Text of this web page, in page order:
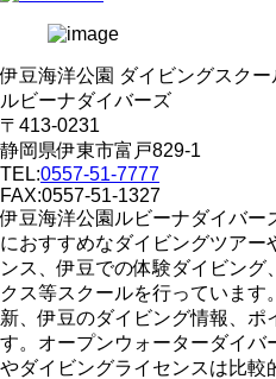
伊豆海洋公園 ダイビングスクー
ルビーナダイバーズ
〒413-0231
静岡県伊東市富戸829-1
TEL:0557-51-7777
FAX:0557-51-1327
伊豆海洋公園ルビーナダイバー
におすすめなダイビングツアー
ンス、伊豆での体験ダイビング
クス等スクールを行っていま
新、伊豆のダイビング情報、ポ
す。オープンウォーターダイバ
やダイビングライセンスは比較